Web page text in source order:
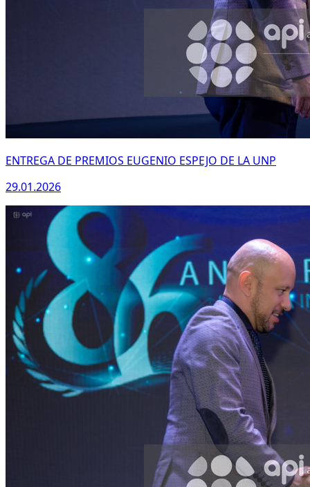
ENTREGA DE PREMIOS EUGENIO ESPEJO DE LA UNP
29.01.2026